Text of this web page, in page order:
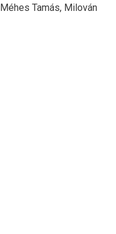
Méhes Tamás, Milován